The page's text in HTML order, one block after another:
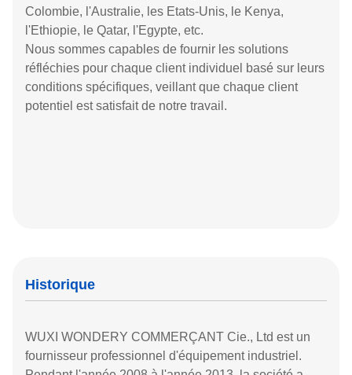
Colombie, l'Australie, les Etats-Unis, le Kenya,
l'Ethiopie, le Qatar, l'Egypte, etc.
Nous sommes capables de fournir les solutions
réfléchies pour chaque client individuel basé sur leurs
conditions spécifiques, veillant que chaque client
potentiel est satisfait de notre travail.
Historique
WUXI WONDERY COMMERÇANT Cie., Ltd est un
fournisseur professionnel d'équipement industriel.